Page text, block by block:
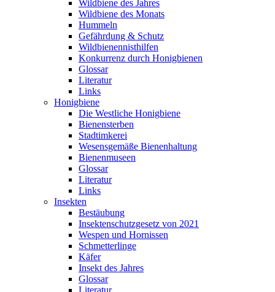
Wildbiene des Jahres
Wildbiene des Monats
Hummeln
Gefährdung & Schutz
Wildbienennisthilfen
Konkurrenz durch Honigbienen
Glossar
Literatur
Links
Honigbiene
Die Westliche Honigbiene
Bienensterben
Stadtimkerei
Wesensgemäße Bienenhaltung
Bienenmuseen
Glossar
Literatur
Links
Insekten
Bestäubung
Insektenschutzgesetz von 2021
Wespen und Hornissen
Schmetterlinge
Käfer
Insekt des Jahres
Glossar
Literatur